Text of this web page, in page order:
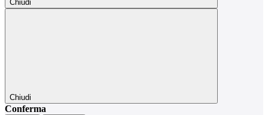
Chiudi
Chiudi
Conferma